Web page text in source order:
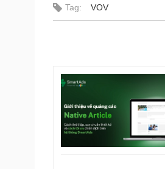
Tag: VOV